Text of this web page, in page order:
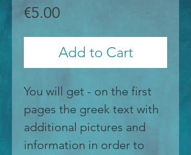
€5.00
Add to Cart
You will get - on the first
pages the greek text with
additional pictures and
information in order to